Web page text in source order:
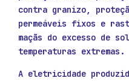
contra granizo,
permeáveis fixos e
maçãs do excesso de
temperaturas extremas.
A eletricidade